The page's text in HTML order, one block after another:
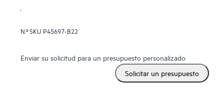
N.º SKU P45697-B22
Enviar su solicitud para un presupuesto personalizado
Solicitar un presupuesto